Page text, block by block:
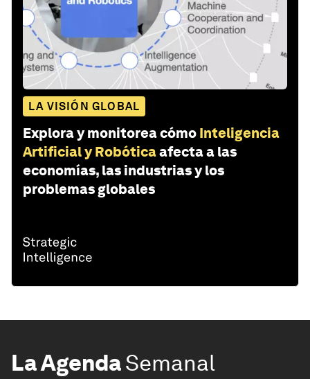
LA VISIÓN GLOBAL
Explora y monitorea cómo Inteligencia
Artificial y Robóticaafecta a las
economías, las industrias y los
problemas globales
La AgendaSemanal